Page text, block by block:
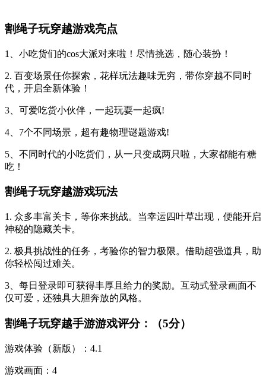
割绳子玩穿越游戏亮点
1、小吃货们的cos大派对来啦！尽情挑选，随心装扮！
2. 百变场景任你探索，花样玩法趣味无穷，带你穿越不同时
代，开启全新体验！
3、可爱吃货小伙伴，一起玩耍一起疯!
4、7个不同场景，超有趣物理谜题游戏!
5、不同时代的小吃货们，从一只变成两只啦，大家都能有糖
吃！
割绳子玩穿越游戏玩法
1. 众多丰富关卡，等你来挑战。当幸运四叶草出现，便能开启
神秘的隐藏关卡。
2. 极具挑战性的任务，考验你的智力极限。借助超强道具，助
你轻松闯过难关。
3、每日登录即可获得丰厚且给力的奖励。互动式登录画面不
仅可爱，还独具大胆奔放的风格。
割绳子玩穿越手游游戏评分：（5分）
游戏体验（新版）：4.1
游戏画面：4